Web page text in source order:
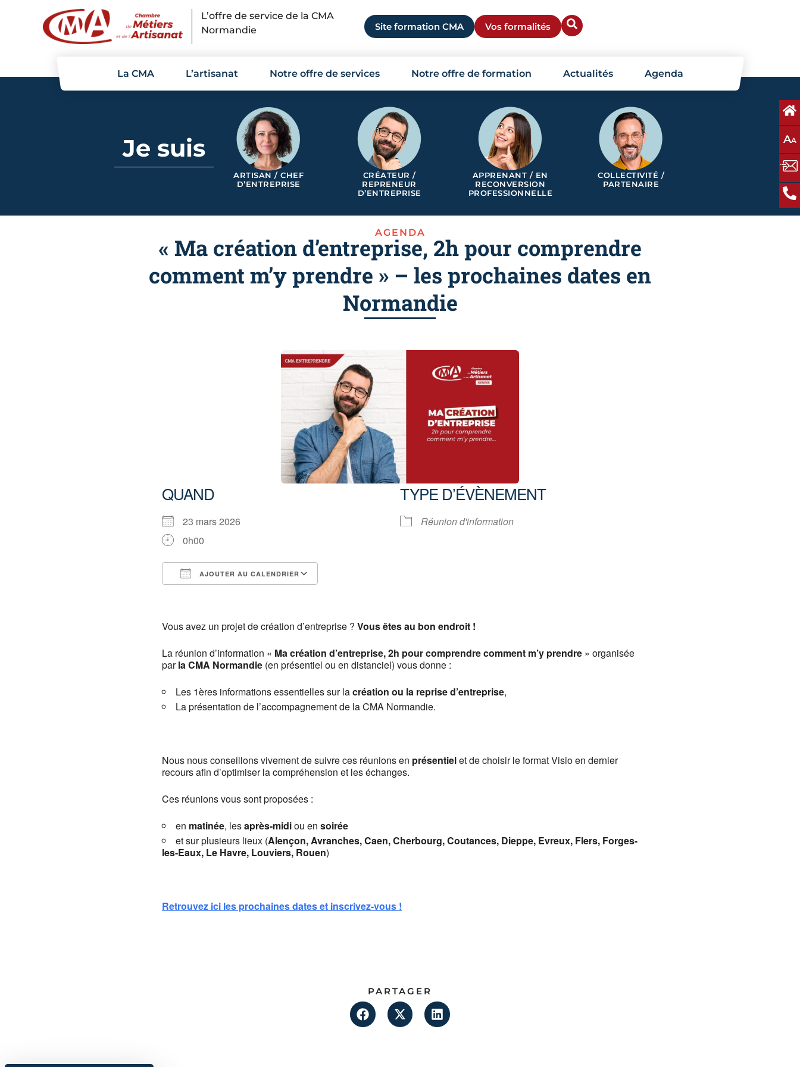
L’offre de service de la CMA
Normandie
Site formation CMA Vos formalités
La CMA L’artisanat Notre offre de services Notre offre de formation Actualités Agenda
AA
Je suis
ARTISAN / CHEF
D’ENTREPRISE
CRÉATEUR /
REPRENEUR
D’ENTREPRISE
APPRENANT / EN
RECONVERSION
PROFESSIONNELLE
COLLECTIVITÉ /
PARTENAIRE
AGENDA
« Ma création d’entreprise, 2h pour comprendre
comment m’y prendre » – les prochaines dates en
Normandie
QUAND
23 mars 2026
0h00
AJOUTER AU CALENDRIER
TYPE D’ÉVÈNEMENT
Réunion d'information
Vous avez un projet de création d’entreprise ? Vous êtes au bon endroit !
La réunion d’information « Ma création d’entreprise, 2h pour comprendre comment m’y prendre » organisée
parla CMA Normandie (en présentiel ou en distanciel) vous donne :
Les 1ères informations essentielles sur lacréation ou la reprise d’entreprise,
La présentation de l’accompagnement de la CMA Normandie.
Nous nous conseillons vivement de suivre ces réunions en présentielet de choisir le format Visio en dernier
recours afin d’optimiser la compréhension et les échanges.
Ces réunions vous sont proposées :
en matinée, lesaprès-midiou en soirée
et sur plusieurs lieux (Alençon, Avranches, Caen, Cherbourg, Coutances, Dieppe, Evreux, Flers, Forges-
les-Eaux, Le Havre, Louviers, Rouen)
Retrouvez ici les prochaines dates et inscrivez-vous !
PARTAGER
Panneau de gestion des cookies